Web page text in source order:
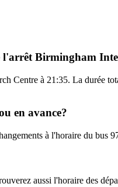
l'arrêt Birmingham
Centre à 21:35. La durée
en avance?
à l'horaire du bus
aussi l'horaire des